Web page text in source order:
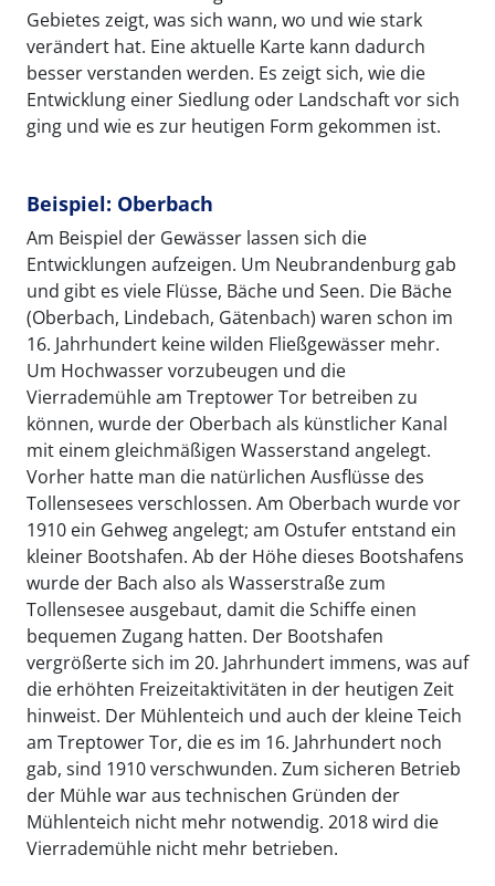
Gebietes zeigt, was sich wann, wo und wie stark
verändert hat. Eine aktuelle Karte kann dadurch
besser verstanden werden. Es zeigt sich, wie die
Entwicklung einer Siedlung oder Landschaft vor sich
ging und wie es zur heutigen Form gekommen ist.
Beispiel: Oberbach
Am Beispiel der Gewässer lassen sich die
Entwicklungen aufzeigen. Um Neubrandenburg gab
und gibt es viele Flüsse, Bäche und Seen. Die Bäche
(Oberbach, Lindebach, Gätenbach) waren schon im
16. Jahrhundert keine wilden Fließgewässer mehr.
Um Hochwasser vorzubeugen und die
Vierrademühle am Treptower Tor betreiben zu
können, wurde der Oberbach als künstlicher Kanal
mit einem gleichmäßigen Wasserstand angelegt.
Vorher hatte man die natürlichen Ausflüsse des
Tollensesees verschlossen. Am Oberbach wurde vor
1910 ein Gehweg angelegt; am Ostufer entstand ein
kleiner Bootshafen. Ab der Höhe dieses Bootshafens
wurde der Bach also als Wasserstraße zum
Tollensesee ausgebaut, damit die Schiffe einen
bequemen Zugang hatten. Der Bootshafen
vergrößerte sich im 20. Jahrhundert immens, was auf
die erhöhten Freizeitaktivitäten in der heutigen Zeit
hinweist. Der Mühlenteich und auch der kleine Teich
am Treptower Tor, die es im 16. Jahrhundert noch
gab, sind 1910 verschwunden. Zum sicheren Betrieb
der Mühle war aus technischen Gründen der
Mühlenteich nicht mehr notwendig. 2018 wird die
Vierrademühle nicht mehr betrieben.